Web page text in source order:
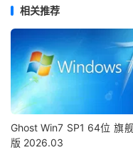
相关推荐
Ghost Win7 SP1 64位 旗
版 2026.03